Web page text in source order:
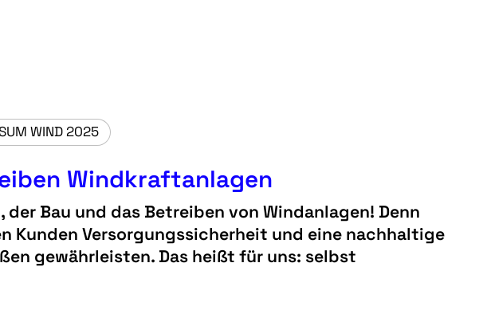
WIND 2025
Windkraftanlagen
Bau und das Betreiben von Windanlagen! Denn
Kunden Versorgungssicherheit und eine nachhaltige
gewährleisten. Das heißt für uns: selbst